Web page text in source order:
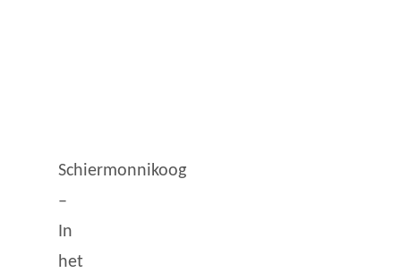
Schiermonnikoog
–
In
het